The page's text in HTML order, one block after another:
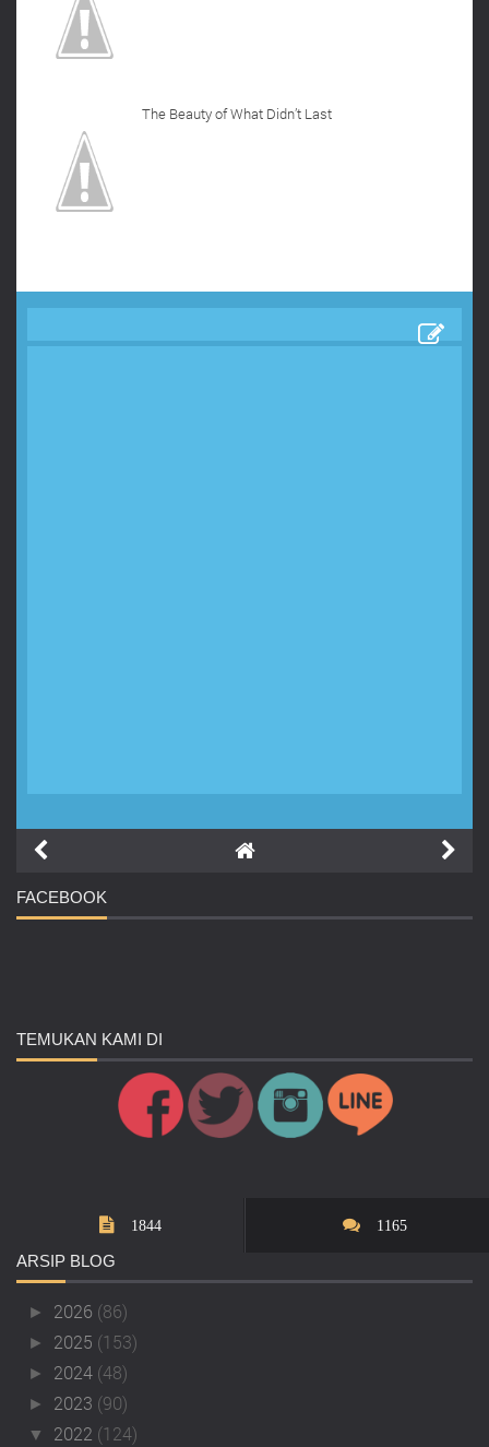
The Beauty of What Didn’t Last
FACEBOOK
TEMUKAN KAMI DI
1844 1165
ARSIP BLOG
► 2026 (86)
► 2025 (153)
► 2024 (48)
► 2023 (90)
▼ 2022 (124)